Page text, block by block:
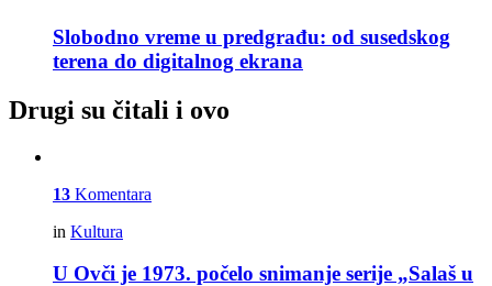
Slobodno vreme u predgrađu: od susedskog
terena do digitalnog ekrana
Drugi su čitali i ovo
13 Komentara
in Kultura
U Ovči je 1973. počelo snimanje serije „Salaš u